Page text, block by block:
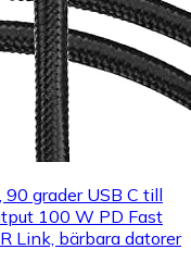
90 grader USB C till
100 W PD Fast
Link, bärbara datorer